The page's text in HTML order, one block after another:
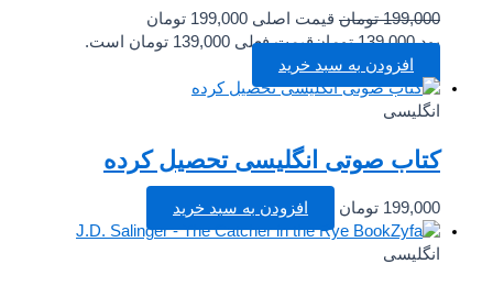
199,000 تومان
قیمت اصلی 199,000 تومان
139,000 تومانقیمت فعلی 139,000 تومان است.
افزودن به سبد خرید
انگلیسی
کتاب صوتی انگلیسی تحصیل کرده
199,000 تومان افزودن به سبد خرید
انگلیسی